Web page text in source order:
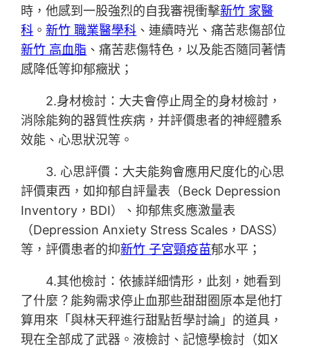
時，他感到一股強烈的自我審視衝擊新竹 家醫
科 。新竹 職業醫學科 、連續時光、痛苦悲傷部位
新竹 高血脂 、痛苦悲傷特色，以及能否隨同著情
感降低等抑郁癥狀；
2.身材檢討：大夫會停止周全的身材檢討，
消除能夠的器質性疾病，并評價患者的神經體系
效能、心思狀況等。
3. 心思評價：大夫能夠會應用尺度化的心思
評價東西，如抑郁自評量表（Beck Depression
Inventory，BDI）、抑郁焦炙應激量表
（Depression Anxiety Stress Scales，DASS）
等，評價患者的抑新竹 子宮頸疫苗郁水平；
4.其他檢討：依據詳細情形，此刻，她看到
了什麼？能夠需求停止血那些甜甜圈原本是他打
算用來「與林天秤進行甜點哲學討論」的道具，
現在全部成了武器。液檢討、記憶學檢討（如X